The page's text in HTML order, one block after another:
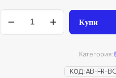
Купи
КОД:AB-FR-
Категория: